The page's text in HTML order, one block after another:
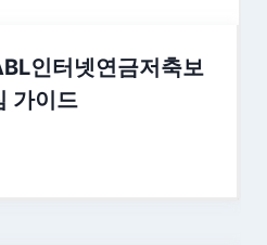
인터넷연금저축보
가이드